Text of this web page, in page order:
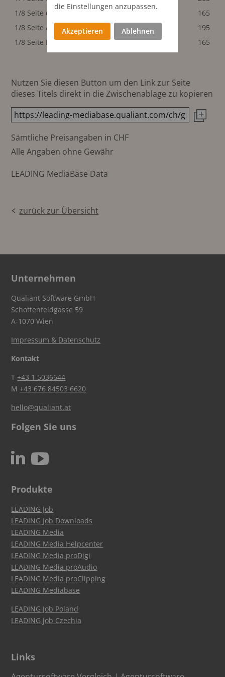
1/8 Seite quer
102x68 mm
165
1/8 Seite Agenda
102x68 mm
195
1/8 Seite Balken
208x32 mm 165
Nutzen Sie diesen Button um den Link zur Seite
dieses Titels direkt in die Zwischenablage zu kopieren
Sämtliche Preisangaben in CHF
Alle Angaben ohne Gewähr
LEADING MediaBase Data
zurück zur Übersicht
Unternehmen
Qualiant Software GmbH
Schottenfeldgasse 59
A-1070 Wien
Impressum & Datenschutz
Kontakt
T+43 1 5036644
M+43 676 84503 6620
hello@qualiant.at
Folgen Sie uns
N c
Produkte
LEADING Job
LEADING Job Downloads
LEADING Media
LEADING Media Helpcenter
LEADING Media proDigi
LEADING Media proAudio
LEADING Media proClipping
LEADING Mediabase
LEADING Job Poland
LEADING Job Czechia
Links
die Einstellungen anzupassen.
Akzeptieren Ablehnen